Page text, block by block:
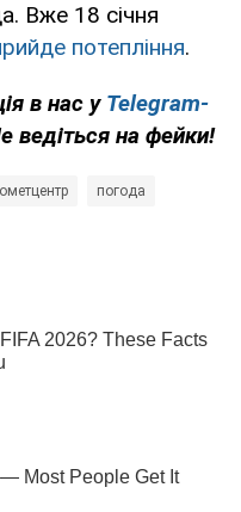
Вже 18 січня
потепління.
в нас у Telegram-
ведіться на фейки!
погода